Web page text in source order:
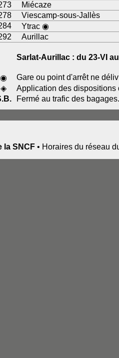
Miécaze
Viescamp-sous-Jallès
Ytrac ◉
Aurillac
Sarlat-Aurillac : du 23-VI
◉
Gare ou point d'arrêt ne
◈
Application des
Fermé au trafic des bagages.
la SNCF • Horaires du réseau